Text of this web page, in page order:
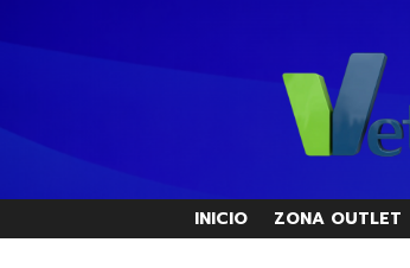
INICIO ZONA OUTLET